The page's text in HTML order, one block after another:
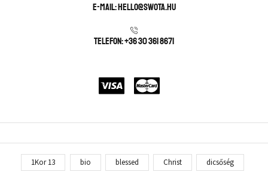
E-mail: hello@swota.hu
Telefon: +36 30 361 8671
1Kor 13 bio blessed Christ dicsőség